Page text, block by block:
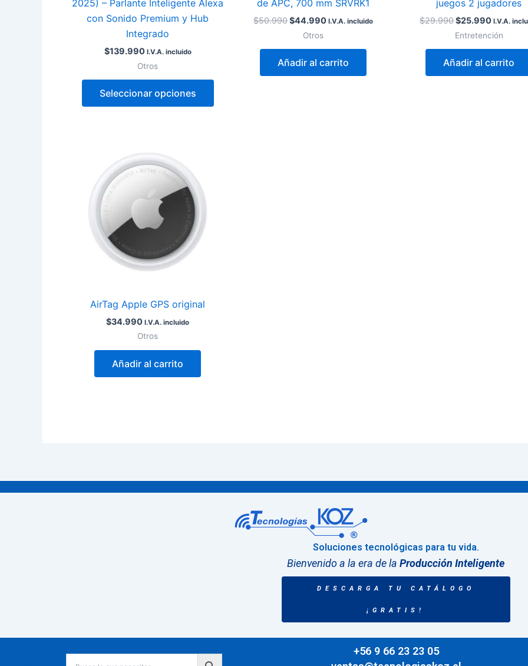
2025) – Parlante Inteligente Alexa
con Sonido Premium y Hub
Integrado
$139.990 I.V.A. incluido
Otros
Seleccionar opciones
página
de APC, 700 mm SRVRK1
$50.990$44.990 I.V.A. incluido
Otros
Añadir al carrito
juegos 2 jugadores
$29.990$25.990 I.V.A.
Entretención
Añadir al carrito
AirTag Apple GPS original
$34.990 I.V.A. incluido
Otros
Añadir al carrito
Soluciones tecnológicas para tu vida.
Bienvenido a la era de laProducción Inteligente
DESCARGA TU CATÁLOGO
¡GRATIS!
+56 9 66 23 23 05